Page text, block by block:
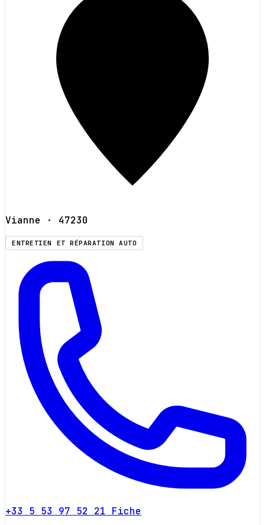
Vianne · 47230
ENTRETIEN ET RÉPARATION AUTO
+33 5 53 97 52 21 Fiche